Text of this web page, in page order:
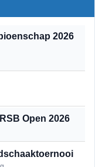
2026
Open 2026